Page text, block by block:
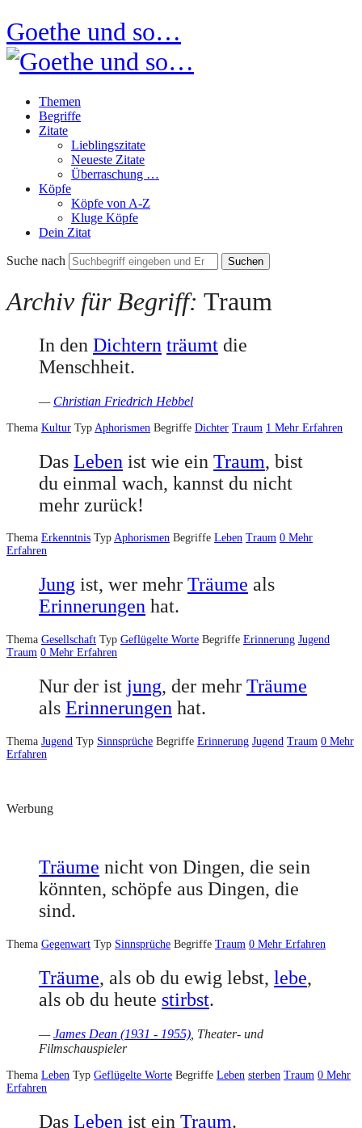
Goethe und so…
Themen
Begriffe
Zitate
Lieblingszitate
Neueste Zitate
Überraschung …
Köpfe
Köpfe von A-Z
Kluge Köpfe
Dein Zitat
Suche nach
Archiv für Begriff: Traum
In den Dichtern träumt die
Menschheit.
— Christian Friedrich Hebbel
Thema Kultur Typ Aphorismen Begriffe Dichter Traum 1 Mehr Erfahren
Das Leben ist wie ein Traum, bist
du einmal wach, kannst du nicht
mehr zurück!
Thema Erkenntnis Typ Aphorismen Begriffe Leben Traum 0 Mehr
Erfahren
Jung ist, wer mehr Träume als
Erinnerungen hat.
Thema Gesellschaft Typ Geflügelte Worte Begriffe Erinnerung Jugend
Traum 0 Mehr Erfahren
Nur der ist jung, der mehr Träume
als Erinnerungen hat.
Thema Jugend Typ Sinnsprüche Begriffe Erinnerung Jugend Traum 0 Mehr
Erfahren
Werbung
Träume nicht von Dingen, die sein
könnten, schöpfe aus Dingen, die
sind.
Thema Gegenwart Typ Sinnsprüche Begriffe Traum 0 Mehr Erfahren
Träume, als ob du ewig lebst, lebe,
als ob du heute stirbst.
—James Dean (1931 - 1955) , Theater- und
Filmschauspieler
Thema Leben Typ Geflügelte Worte Begriffe Leben sterben Traum 0 Mehr
Erfahren
Das Leben ist ein Traum.